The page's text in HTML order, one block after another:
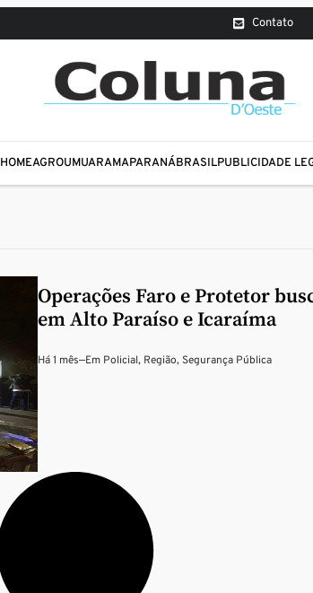
Contato
HOMEAGROUMUARAMAPARANÁBRASILPUBLICIDADE
Operações Faro e Protetor
em Alto Paraíso e Icaraíma
Há 1 mês—Em Policial, Região, Segurança Pública